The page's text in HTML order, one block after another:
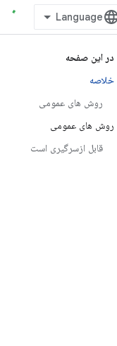
در این صفحه
خلاصه
روش های عمومی
روش های عمومی
قابل ازسرگیری است